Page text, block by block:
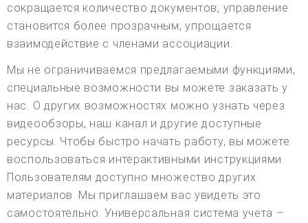
сокращается количество документов, управление
становится более прозрачным, упрощается
взаимодействие с членами ассоциации.
Мы не ограничиваемся предлагаемыми функциями,
специальные возможности вы можете заказать у
нас. О других возможностях можно узнать через
видеообзоры, наш канал и другие доступные
ресурсы. Чтобы быстро начать работу, вы можете
воспользоваться интерактивными инструкциями.
Пользователям доступно множество других
материалов. Мы приглашаем вас увидеть это
самостоятельно. Универсальная система учета –